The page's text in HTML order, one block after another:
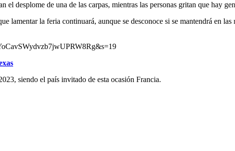
desplome de una de las carpas, mientras las personas gritan que hay
lamentar la feria continuará, aunque se desconoce si se mantendrá en
siendo el país invitado de esta ocasión Francia.